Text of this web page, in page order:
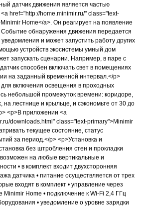
датчик движения является частью
href="http://home.minimir.ru/" class="text-
Home</a>. Он реагирует на появление
Событие обнаружения движения передается
и может запустить работу других
устройств экосистемы умный дом
запускать сценарии. Например, в паре с
способен включать свет в помещениях
на заданный временной интервал.</p>
для включения освещения в проходных
небольшой промежуток времени: коридоре,
лестнице и крыльце, и сэкономьте от 30 до
<p>В приложении <a
downloads.html" class="text-primary">Minimir
текущее состояние, статус
за период.</p> <p>Установка и
без штробления стен и прокладки
на любые вертикальные и
• в комплект входит двухсторонняя
датчика • питание осуществляется от трех
входят в комплект • управление через
Home • подключение к Wi-Fi 2,4 ГГц
• уведомление о уровне зарядки